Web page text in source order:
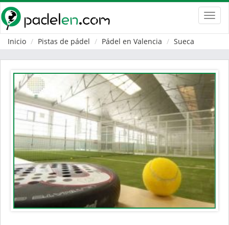
Inicio
Pistas de pádel Pádel en Valencia Sueca